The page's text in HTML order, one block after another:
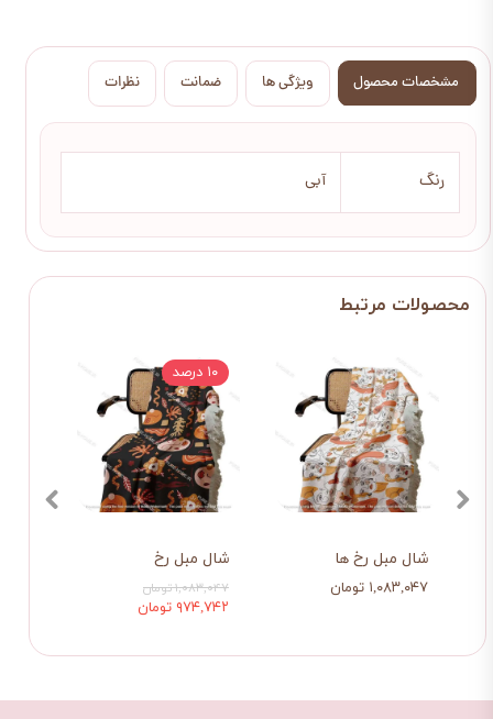
مشخصات محصول ویژگی ها ضمانت نظرات
رنگ آبی
شال مبل رخ
۱,۰۸۳,۰۴۷ تومان
۹۷۴,۷۴۲ تومان
۱۰ درصد
شال مبل رخ ها
۱,۰۸۳,۰۴۷ تومان